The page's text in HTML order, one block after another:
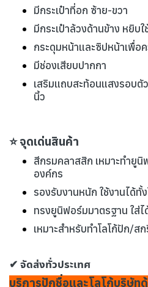
มีกระเป๋าที่อก ซ้าย-ขวา
มีกระเป๋าล้วงด้านข้าง หยิบ
กระดุมหน้าและซิปหน้าเพื่อ
มีช่องเสียบปากกา
เสริมแถบสะท้อนแสงรอบ
นิ้ว
⭐ จุดเด่นสินค้า
สีกรมคลาสสิก เหมาะทำ
องค์กร
รองรับงานหนัก ใช้งานได้ทั้
ทรงยูนิฟอร์มมาตรฐาน ใส่
เหมาะสำหรับทำโลโก้ปัก/ส
✔ จัดส่งทั่วประเทศ
บริการปักชื่อและโลโก้บริษัท